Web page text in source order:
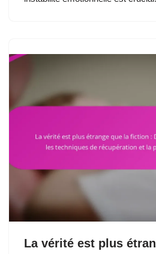
La vérité est plus